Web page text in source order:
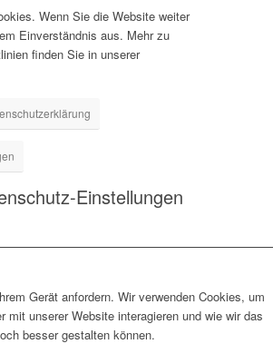
Wenn Sie die Website weiter
Einverständnis aus. Mehr zu
finden Sie in unserer
Einstellungen
Gerät anfordern. Wir verwenden Cookies, um
mit unserer Website interagieren und wie wir das
besser gestalten können.